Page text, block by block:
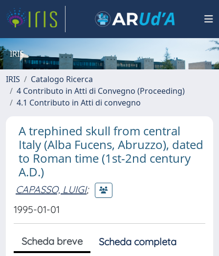
IRIS
IRIS
Catalogo Ricerca
4 Contributo in Atti di Convegno (Proceeding)
4.1 Contributo in Atti di convegno
A trephined skull from central
Italy (Alba Fucens, Abruzzo), dated
to Roman time (1st-2nd century
A.D.)
CAPASSO, LUIGI;
1995-01-01
Scheda breve
Scheda completa